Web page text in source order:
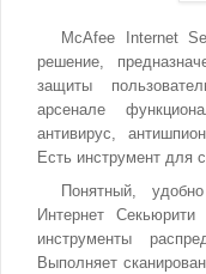
McAfee Internet
решение,
защиты
арсенале
антивирус,
Есть инструмент для
Понятный,
Интернет
инструменты
Выполняет